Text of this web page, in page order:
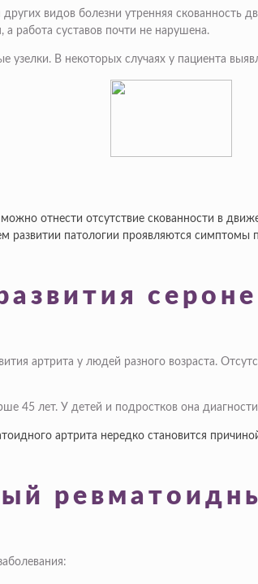
видов болезни утренняя
работа суставов почти не нарушена.
В некоторых случаях у пациента
отнести отсутствие скованности в
развитии патологии проявляются
артрита у людей разного возраста.
45 лет. У детей и подростков она
артрита нередко становится